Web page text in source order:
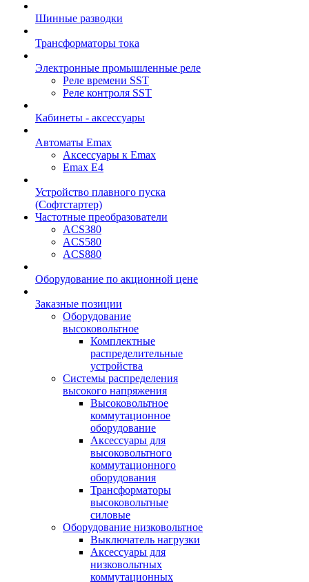
Шинные разводки
Трансформаторы тока
Электронные промышленные реле
Реле времени SST
Реле контроля SST
Кабинеты - аксессуары
Автоматы Emax
Аксессуары к Emax
Emax E4
Устройство плавного пуска
(Софтстартер)
Частотные преобразователи
ACS380
ACS580
ACS880
Оборудование по акционной цене
Заказные позиции
Оборудование
высоковольтное
Комплектные
распределительные
устройства
Системы распределения
высокого напряжения
Высоковольтное
коммутационное
оборудование
Аксессуары для
высоковольтного
коммутационного
оборудования
Трансформаторы
высоковольтные
силовые
Оборудование низковольтное
Выключатель нагрузки
Аксессуары для
низковольтных
коммутационных